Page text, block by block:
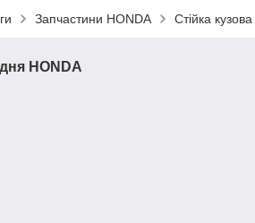
Запчастини HONDA Стійка
HONDA